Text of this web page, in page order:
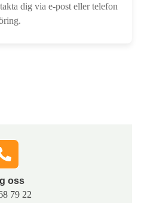
oss​
79 22
dig via e-post eller telefon